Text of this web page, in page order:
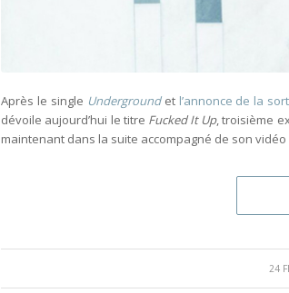
Après le single Undergroundet l’annonce de la
dévoile aujourd’hui le titre Fucked It Up, troisième
maintenant dans la suite accompagné de son vidéo
24